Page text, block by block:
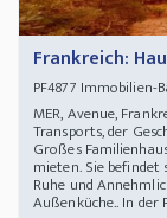
Frankreich:
PF4877 Immobilien-
MER, Avenue,
Transports, der
Großes
mieten. Sie
Ruhe und
Außenküche.. In der